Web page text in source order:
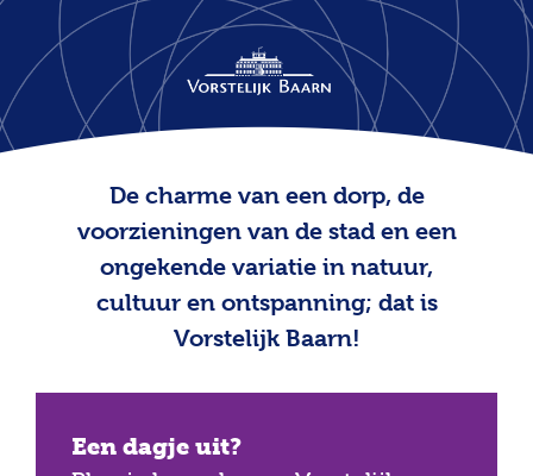
De charme van een dorp, de
voorzieningen van de stad en een
ongekende variatie in natuur,
cultuur en ontspanning; dat is
Vorstelijk Baarn!
Een dagje uit?